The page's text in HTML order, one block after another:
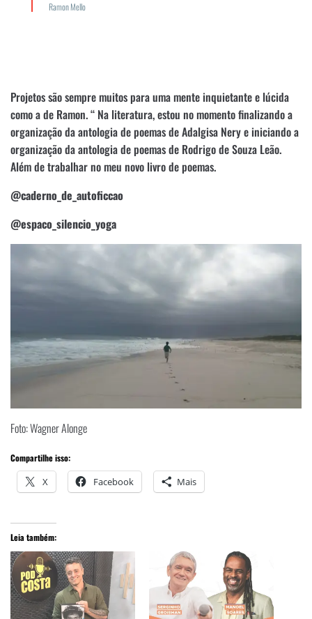
Ramon Mello
Projetos são sempre muitos para uma mente inquietante e lúcida
como a de Ramon. “ Na literatura, estou no momento finalizando a
organização da antologia de poemas de Adalgisa Nery e iniciando a
organização da antologia de poemas de Rodrigo de Souza Leão.
Além de trabalhar no meu novo livro de poemas.
@caderno_de_autoficcao
@espaco_silencio_yoga
Foto: Wagner Alonge
Compartilhe isso:
X Facebook Mais
Leia também: